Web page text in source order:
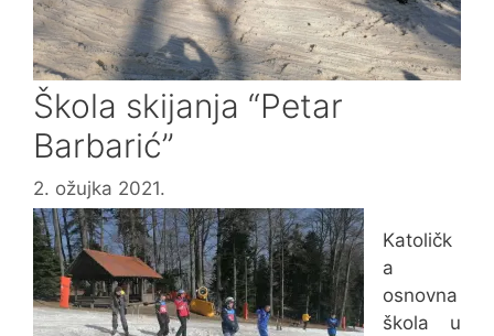
Škola skijanja “Petar
Barbarić”
2. ožujka 2021.
Katoličk
a
osnovna
škola u